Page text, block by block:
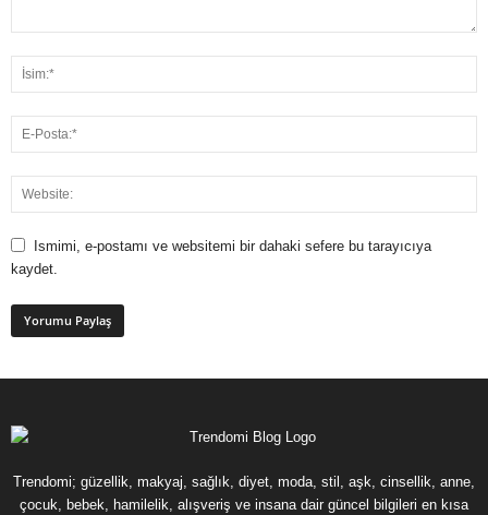
Ismimi, e-postamı ve websitemi bir dahaki sefere bu tarayıcıya
kaydet.
Trendomi; güzellik, makyaj, sağlık, diyet, moda, stil, aşk, cinsellik, anne,
çocuk, bebek, hamilelik, alışveriş ve insana dair güncel bilgileri en kısa